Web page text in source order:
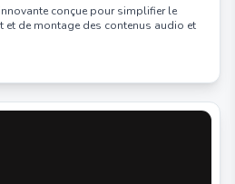
conçue pour simplifier le
et de montage des contenus audio et